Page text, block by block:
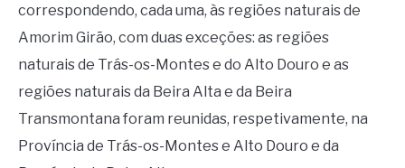
correspondendo, cada uma, às regiões naturais de
Amorim Girão, com duas exceções: as regiões
naturais de Trás-os-Montes e do Alto Douro e as
regiões naturais da Beira Alta e da Beira
Transmontana foram reunidas, respetivamente, na
Província de Trás-os-Montes e Alto Douro e da